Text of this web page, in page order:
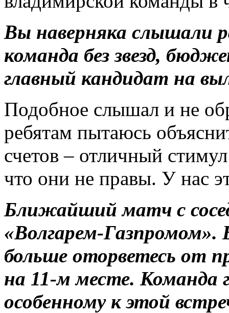
Вы наверняка слышали
команда без звезд,
главный кандидат на
Подобное слышал и не
ребятам пытаюсь
счетов – отличный
что они не правы. У нас
Ближайший матч с
«Волгарем-Газпромом».
больше оторветесь от
на 11-м месте. Команда
особенному к этой